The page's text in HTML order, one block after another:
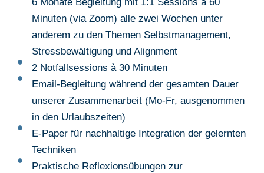
Minuten (via Zoom) alle zwei Wochen unter
anderem zu den Themen Selbstmanagement,
Stressbewältigung und Alignment
2 Notfallsessions à 30 Minuten
Email-Begleitung während der gesamten Dauer
unserer Zusammenarbeit (Mo-Fr, ausgenommen
in den Urlaubszeiten)
E-Paper für nachhaltige Integration der gelernten
Techniken
Praktische Reflexionsübungen zur